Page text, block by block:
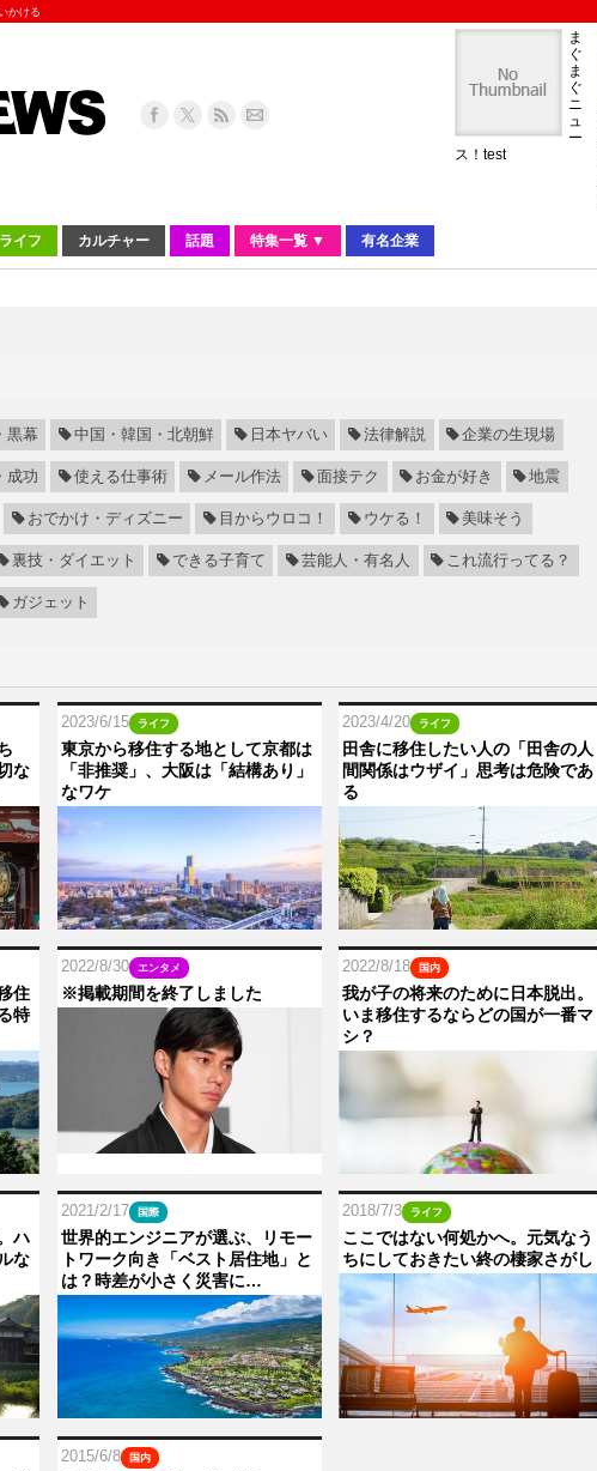
かける
ま
ぐ
ま
ぐ
ニ
ュ
ー
ス！test
ライフ カルチャー 話題 特集一覧 ▼ 有名企業
黒幕 中国・韓国・北朝鮮 日本ヤバい 法律解説 企業の生現場
成功 使える仕事術 メール作法 面接テク お金が好き 地震
おでかけ・ディズニー 目からウロコ！ ウケる！ 美味そう
裏技・ダイエット できる子育て 芸能人・有名人 これ流行ってる？
ガジェット
な
2023/6/15 ライフ
東京から移住する地として京都は
「非推奨」、大阪は「結構あり」
なワケ
2023/4/20 ライフ
田舎に移住したい人の「田舎の人
間関係はウザイ」思考は危険であ
る
住
特
2022/8/30 エンタメ
※掲載期間を終了しました
2022/8/18 国内
我が子の将来のために日本脱出。
いま移住するならどの国が一番マ
シ？
ハ
な
2021/2/17 国際
世界的エンジニアが選ぶ、リモー
トワーク向き「ベスト居住地」と
は？時差が小さく災害に…
2018/7/3 ライフ
ここではない何処かへ。元気なう
ちにしておきたい終の棲家さがし
2015/6/8 国内